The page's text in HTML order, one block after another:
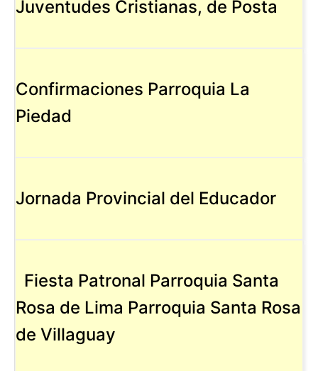
Juventudes Cristianas, de Posta
Confirmaciones Parroquia La
Piedad
Jornada Provincial del Educador
Fiesta Patronal Parroquia Santa
Rosa de Lima Parroquia Santa Rosa
de Villaguay